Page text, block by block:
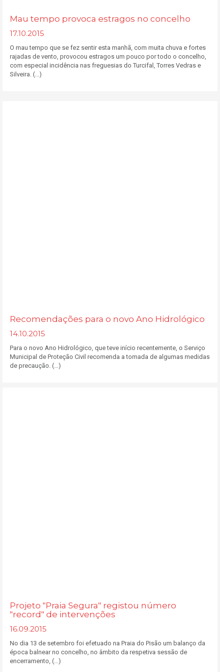
Mau tempo provoca estragos no concelho
17.10.2015
O mau tempo que se fez sentir esta manhã, com muita chuva e fortes
rajadas de vento, provocou estragos um pouco por todo o concelho,
com especial incidência nas freguesias do Turcifal, Torres Vedras e
Silveira. (...)
Recomendações para o novo Ano Hidrológico
14.10.2015
Para o novo Ano Hidrológico, que teve início recentemente, o Serviço
Municipal de Proteção Civil recomenda a tomada de algumas medidas
de precaução. (...)
Projeto "Praia Segura" registou número
"record" de intervenções
16.09.2015
No dia 13 de setembro foi efetuado na Praia do Pisão um balanço da
época balnear no concelho, no âmbito da respetiva sessão de
encerramento, (...)